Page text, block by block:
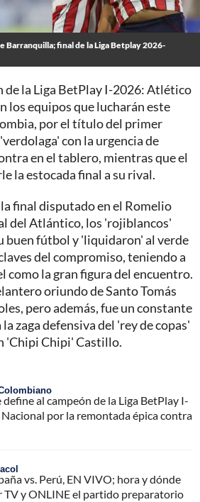
Barranquilla; final de la Liga Betplay 2026-
de la Liga BetPlay I-2026: Atlético
los equipos que lucharán este
por el título del primer
con la urgencia de
en el tablero, mientras que el
la estocada final a su rival.
la final disputado en el Romelio
del Atlántico, los 'rojiblancos'
buen fútbol y 'liquidaron' al verde
del compromiso, teniendo a
como la gran figura del encuentro.
oriundo de Santo Tomás
pero además, fue un constante
zaga defensiva del 'rey de copas'
'Chipi Chipi' Castillo.
define al campeón de la Liga BetPlay I-
por la remontada épica contra
vs. Perú, EN VIVO; hora y dónde
TV y ONLINE el partido preparatorio